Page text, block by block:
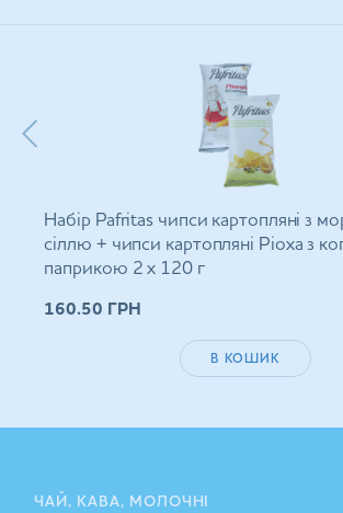
Набір Pafritas чипси картопляні з
сіллю + чипси картопляні Ріоха з
паприкою 2 х 120 г
160.50 ГРН
В КОШИК
ЧАЙ, КАВА, МОЛОЧНІ